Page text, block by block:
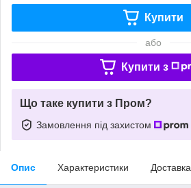
Купити
або
Купити з
Що таке купити з Пром?
Замовлення під захистом
Опис Характеристики Доставка